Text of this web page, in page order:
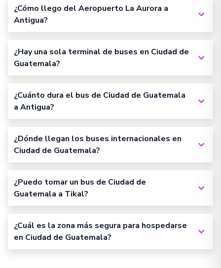
¿Cómo llego del Aeropuerto La Aurora a
Antigua?
¿Hay una sola terminal de buses en Ciudad de
Guatemala?
¿Cuánto dura el bus de Ciudad de Guatemala
a Antigua?
¿Dónde llegan los buses internacionales en
Ciudad de Guatemala?
¿Puedo tomar un bus de Ciudad de
Guatemala a Tikal?
¿Cuál es la zona más segura para hospedarse
en Ciudad de Guatemala?